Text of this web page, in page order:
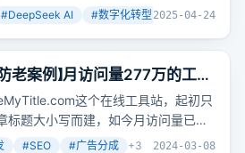
作为国产AI大模型，具有多语言能
核心能力，能够为外贸人提供多语言
创作、市场分析等服务，帮助外贸人
通与 关系 管理、革新产品与内容营
场研究与拓展、优化交易流程、提升
识管理与团队协作效率。
#DeepSeek AI #数字化转型 +8
2025-04-24
老案例】月访问量277万的工具
11年
这个在线工具站，起初只
标题大小写而建，如今月访问量已达
面数量超108万。它不仅满足了核心搜
#SEO #广告分成 +3 2024-03-08